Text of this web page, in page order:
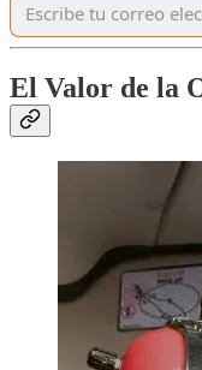
El Valor de la